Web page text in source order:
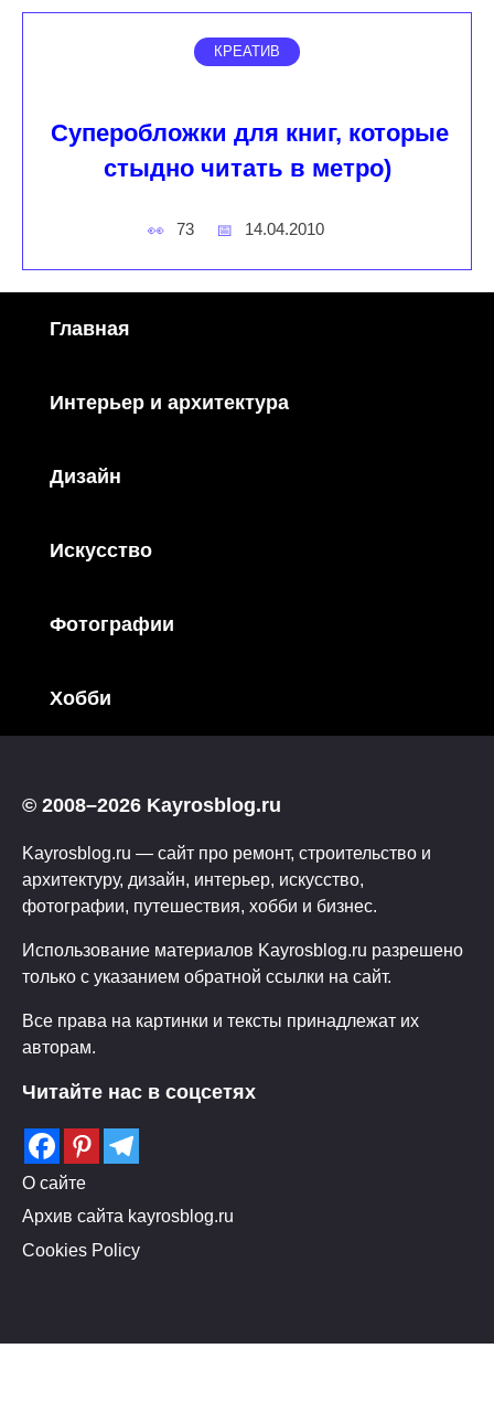
КРЕАТИВ
Суперобложки для книг, которые
стыдно читать в метро)
73 14.04.2010
Главная
Интерьер и архитектура
Дизайн
Искусство
Фотографии
Хобби
© 2008–2026 Kayrosblog.ru
Kayrosblog.ru — сайт про ремонт, строительство и
архитектуру, дизайн, интерьер, искусство,
фотографии, путешествия, хобби и бизнес.
Использование материалов Kayrosblog.ru разрешено
только с указанием обратной ссылки на сайт.
Все права на картинки и тексты принадлежат их
авторам.
Читайте нас в соцсетях
О сайте
Архив сайта kayrosblog.ru
Cookies Policy